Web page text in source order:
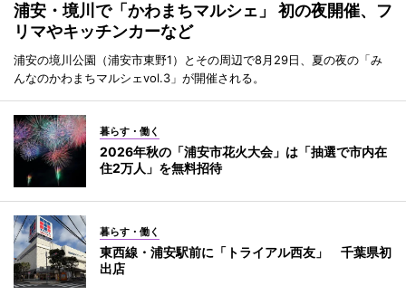
浦安・境川で「かわまちマルシェ」 初の夜開催、フ
リマやキッチンカーなど
浦安の境川公園（浦安市東野1）とその周辺で8月29日、夏の夜の「み
んなのかわまちマルシェvol.3」が開催される。
暮らす・働く
2026年秋の「浦安市花火大会」は「抽選で市内在
住2万人」を無料招待
暮らす・働く
東西線・浦安駅前に「トライアル西友」 千葉県初
出店